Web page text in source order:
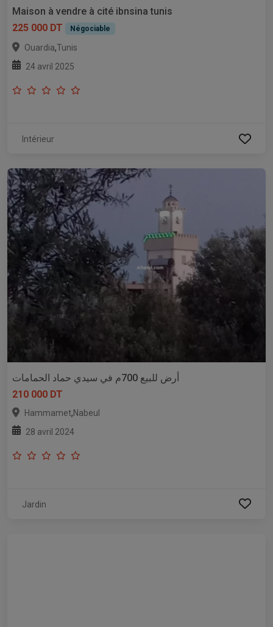
Maison à vendre à cité ibnsina tunis
225 000 DT
Négociable
Ouardia,Tunis
24 avril 2025
Intérieur
أرض للبيع 700م في سيدي حماد الحمامات
210 000 DT
Hammamet,Nabeul
28 avril 2024
Jardin